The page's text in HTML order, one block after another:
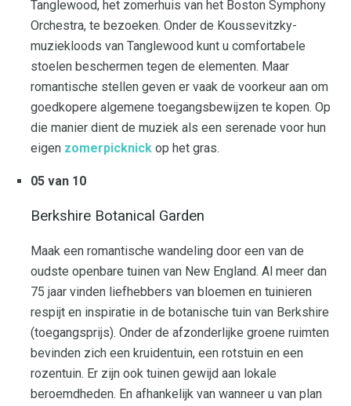
Tanglewood, het zomerhuis van het Boston Symphony
Orchestra, te bezoeken. Onder de Koussevitzky-
muziekloods van Tanglewood kunt u comfortabele
stoelen beschermen tegen de elementen. Maar
romantische stellen geven er vaak de voorkeur aan om
goedkopere algemene toegangsbewijzen te kopen. Op
die manier dient de muziek als een serenade voor hun
eigen zomerpicknick op het gras.
05 van 10
Berkshire Botanical Garden
Maak een romantische wandeling door een van de
oudste openbare tuinen van New England. Al meer dan
75 jaar vinden liefhebbers van bloemen en tuinieren
respijt en inspiratie in de botanische tuin van Berkshire
(toegangsprijs). Onder de afzonderlijke groene ruimten
bevinden zich een kruidentuin, een rotstuin en een
rozentuin. Er zijn ook tuinen gewijd aan lokale
beroemdheden. En afhankelijk van wanneer u van plan